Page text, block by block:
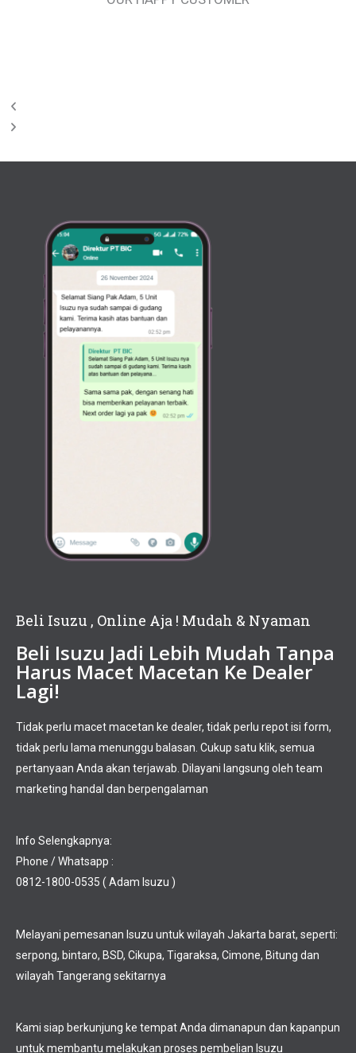
Beli Isuzu , Online Aja ! Mudah & Nyaman
Beli Isuzu Jadi Lebih Mudah Tanpa
Harus Macet Macetan Ke Dealer
Lagi!
Tidak perlu macet macetan ke dealer, tidak perlu repot isi form,
tidak perlu lama menunggu balasan. Cukup satu klik, semua
pertanyaan Anda akan terjawab. Dilayani langsung oleh team
marketing handal dan berpengalaman
Info Selengkapnya:
Phone / Whatsapp :
0812-1800-0535 ( Adam Isuzu )
Melayani pemesanan Isuzu untuk wilayah Jakarta barat, seperti:
serpong, bintaro, BSD, Cikupa, Tigaraksa, Cimone, Bitung dan
wilayah Tangerang sekitarnya
Kami siap berkunjung ke tempat Anda dimanapun dan kapanpun
untuk membantu melakukan proses pembelian Isuzu